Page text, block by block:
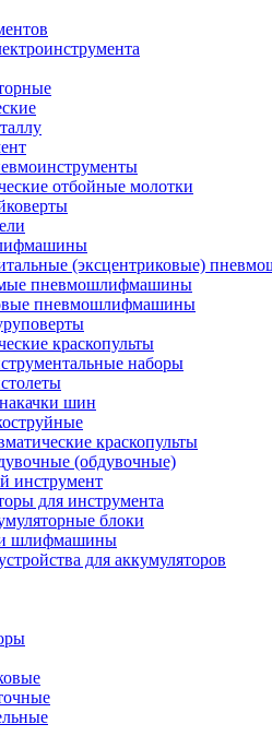
отбойные молотки
(эксцентриковые)
пневмошлифмашины
пневмошлифмашины
краскопульты
наборы
шин
краскопульты
(обдувочные)
инструмент
для инструмента
блоки
и шлифмашины
для аккумуляторов